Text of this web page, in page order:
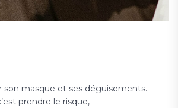
son masque et ses déguisements.
prendre le risque,